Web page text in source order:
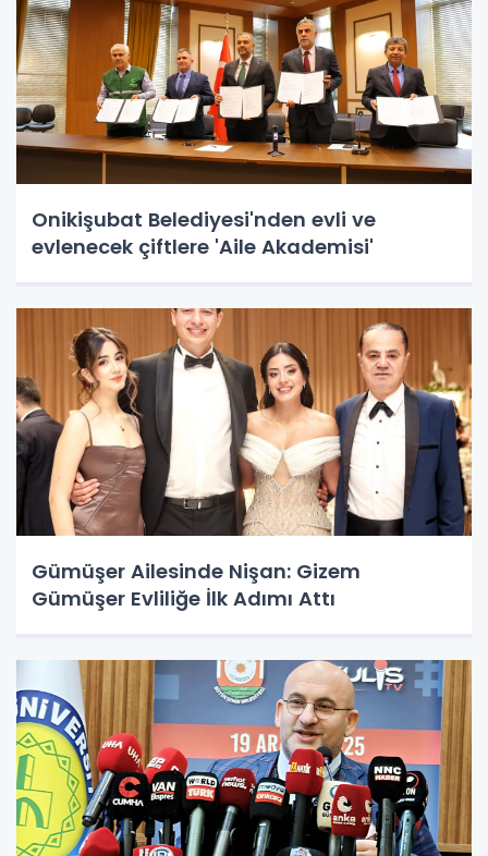
Onikişubat Belediyesi'nden evli ve
evlenecek çiftlere 'Aile Akademisi'
Gümüşer Ailesinde Nişan: Gizem
Gümüşer Evliliğe İlk Adımı Attı